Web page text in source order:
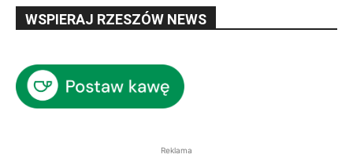
WSPIERAJ RZESZÓW NEWS
Reklama